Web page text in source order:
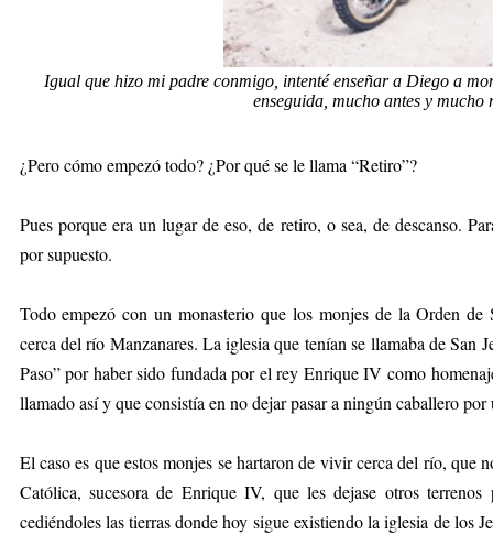
Igual que hizo mi padre conmigo, intenté enseñar a Diego a
enseguida, mucho antes y mucho
¿Pero cómo empezó todo? ¿Por qué se le llama “Retiro”?
Pues porque era un lugar de eso, de retiro, o sea, de descanso.
por supuesto.
Todo empezó con un monasterio que los monjes de la Orden
cerca del río Manzanares. La iglesia que tenían se llamaba de San
Paso” por haber sido fundada por el rey Enrique IV como
llamado así y que consistía en no dejar pasar a ningún caballero por
El caso es que estos monjes se hartaron de vivir cerca del río, que
Católica, sucesora de Enrique IV, que les dejase otros
cediéndoles las tierras donde hoy sigue existiendo la iglesia de los